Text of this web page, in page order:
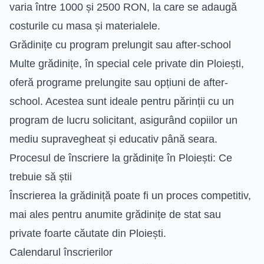
varia între 1000 și 2500 RON, la care se adaugă
costurile cu masa și materialele.
Grădinițe cu program prelungit sau after-school
Multe grădinițe, în special cele private din Ploiești,
oferă programe prelungite sau opțiuni de after-
school. Acestea sunt ideale pentru părinții cu un
program de lucru solicitant, asigurând copiilor un
mediu supravegheat și educativ până seara.
Procesul de înscriere la grădinițe în Ploiești: Ce
trebuie să știi
Înscrierea la grădiniță poate fi un proces competitiv,
mai ales pentru anumite grădinițe de stat sau
private foarte căutate din Ploiești.
Calendarul înscrierilor